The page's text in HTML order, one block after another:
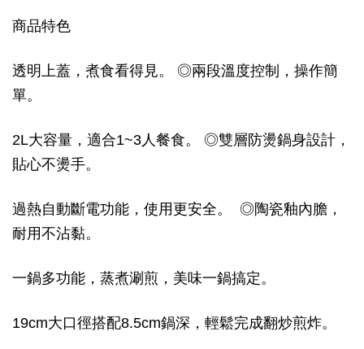
商品特色
透明上蓋，煮食看得見。 ◎兩段溫度控制，操作簡
單。
2L大容量，適合1~3人餐食。 ◎雙層防燙鍋身設計，
貼心不燙手。
過熱自動斷電功能，使用更安全。 ◎陶瓷釉內膽，
耐用不沾黏。
一鍋多功能，蒸煮涮煎，美味一鍋搞定。
19cm大口徑搭配8.5cm鍋深，輕鬆完成翻炒煎炸。